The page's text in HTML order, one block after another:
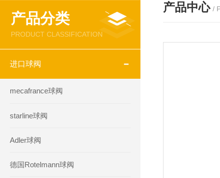
产品分类
PRODUCT CLASSIFICATION
进口球阀
mecafrance球阀
starline球阀
Adler球阀
德国Rotelmann球阀
产品中心 /